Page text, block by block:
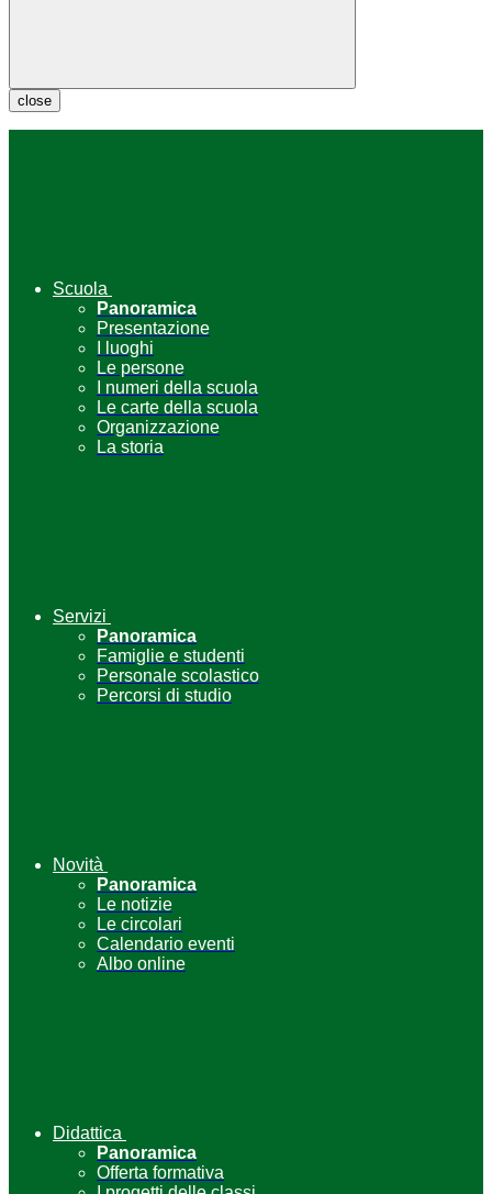
close
Scuola
Panoramica
Presentazione
I luoghi
Le persone
I numeri della scuola
Le carte della scuola
Organizzazione
La storia
Servizi
Panoramica
Famiglie e studenti
Personale scolastico
Percorsi di studio
Novità
Panoramica
Le notizie
Le circolari
Calendario eventi
Albo online
Didattica
Panoramica
Offerta formativa